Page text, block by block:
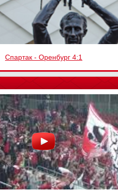
Спартак - Оренбург 4:1